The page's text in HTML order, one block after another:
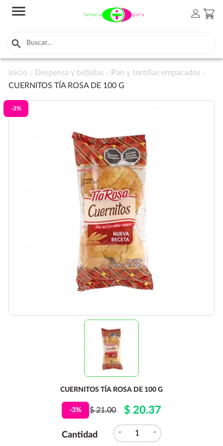
menu person shopping_cart

Inicio Despensa y bebidas
Pan y tortillas empacados
CUERNITOS TÍA ROSA DE 100 G
-3%
CUERNITOS TÍA ROSA DE 100 G
-3% $ 21.00 $ 20.37
Cantidad expand_more expand_less